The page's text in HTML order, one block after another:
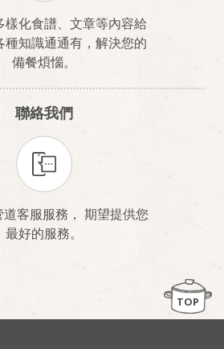
樣化食譜、文章等內容給
種知識通通有，解決您的
備餐煩惱。
聯絡我們
客服服務， 期望提供您
最好的服務。
TOP